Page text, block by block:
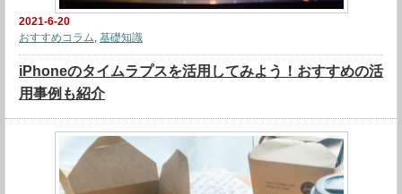
2021-6-20
おすすめコラム, 基礎知識
iPhoneのタイムラプスを活用してみよう！おすすめの活
用事例も紹介